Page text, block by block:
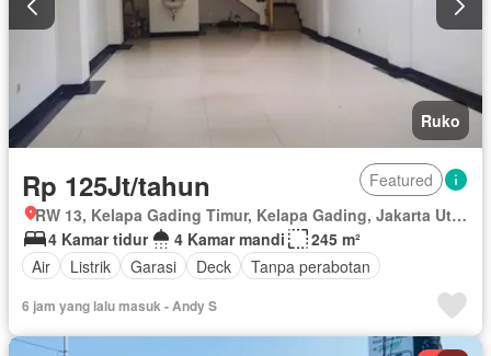
Ruko
Rp 125Jt/tahun
Featured
RW 13, Kelapa Gading Timur, Kelapa Gading, Jakarta Utara, Daerah Khusus Ibukota Jakarta
4 Kamar tidur
4 Kamar mandi
245 m²
Air
Listrik Garasi Deck Tanpa perabotan
6 jam yang lalu masuk - Andy S